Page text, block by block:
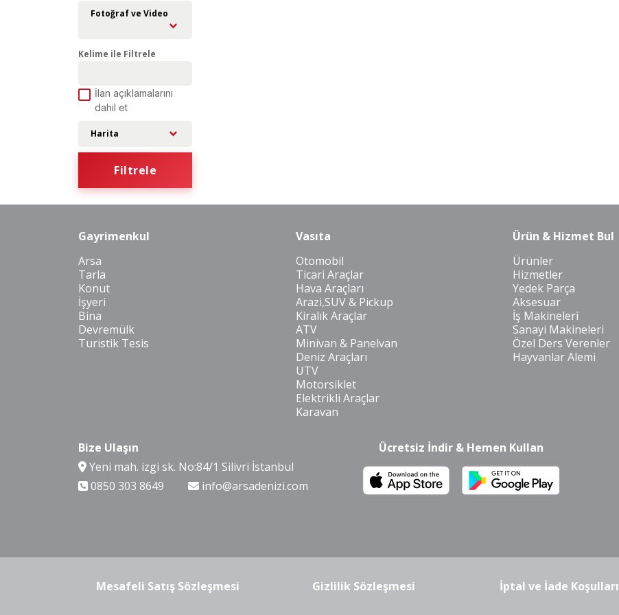
Fotoğraf ve Video
Kelime ile Filtrele
İlan açıklamalarını
dahil et
Harita
Filtrele
Gayrimenkul
Arsa
Tarla
Konut
İşyeri
Bina
Devremülk
Turistik Tesis
Vasıta
Otomobil
Ticari Araçlar
Hava Araçları
Arazi,SUV & Pickup
Kiralık Araçlar
ATV
Minivan & Panelvan
Deniz Araçları
UTV
Motorsiklet
Elektrikli Araçlar
Karavan
Ürün & Hizmet Bul
Ürünler
Hizmetler
Yedek Parça
Aksesuar
İş Makineleri
Sanayi Makineleri
Özel Ders Verenler
Hayvanlar Alemi
Bize Ulaşın
Yeni mah. izgi sk. No:84/1 Silivri İstanbul
0850 303 8649
info@arsadenizi.com
Ücretsiz İndir & Hemen Kullan
Mesafeli Satış Sözleşmesi Gizlilik Sözleşmesi İptal ve İade Koşulları